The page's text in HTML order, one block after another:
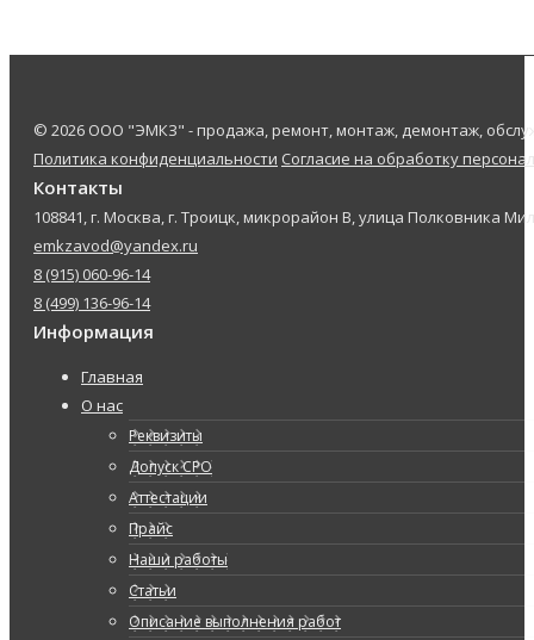
© 2026 ООО "ЭМКЗ" - продажа, ремонт, монтаж, демонтаж,
Политика конфиденциальности Согласие на обработку
Контакты
108841, г. Москва, г. Троицк, микрорайон В, улица Полковника
emkzavod@yandex.ru
8 (915) 060-96-14
8 (499) 136-96-14
Информация
Главная
О нас
Реквизиты
Допуск СРО
Аттестации
Прайс
Наши работы
Статьи
Описание выполнения работ